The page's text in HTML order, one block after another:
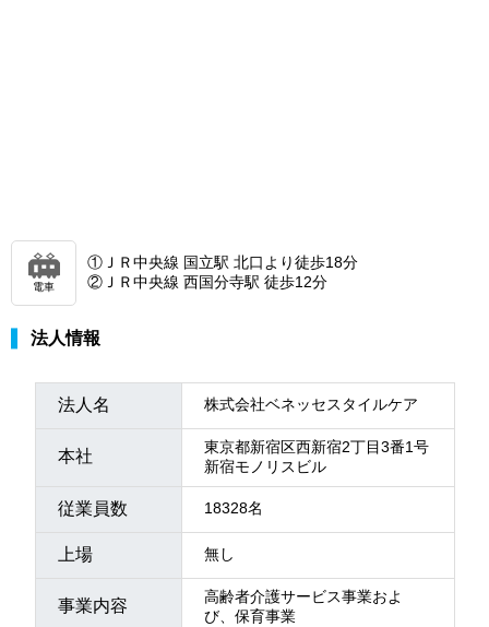
電車
①ＪＲ中央線 国立駅 北口より徒歩18分
②ＪＲ中央線 西国分寺駅 徒歩12分
法人情報
法人名 株式会社ベネッセスタイルケア
本社
東京都新宿区西新宿2丁目3番1号
新宿モノリスビル
従業員数 18328名
上場 無し
事業内容
高齢者介護サービス事業およ
び、保育事業